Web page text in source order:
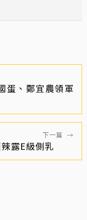
蛋、鄭宜農領軍
下一篇 →
露E級側乳